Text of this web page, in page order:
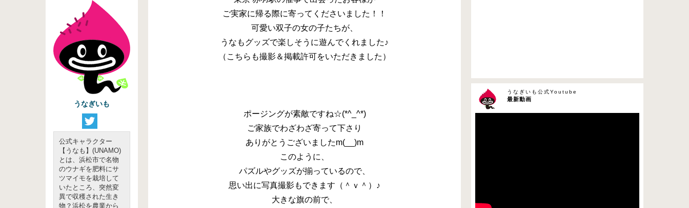
うなぎいも
公式キャラクター
【うなも】(UNAMO)
とは、浜松市で名物
のウナギを肥料にサ
ツマイモを栽培して
いたところ、突然変
異で収穫された生き
物？浜松を農業から
ご実家に帰る際に寄ってくださいました！！
可愛い双子の女の子たちが、
うなもグッズで楽しそうに遊んでくれました♪
（こちらも撮影＆掲載許可をいただきました）
ポージングが素敵ですね☆(*^_^*)
ご家族でわざわざ寄って下さり
ありがとうございましたm(__)m
このように、
パズルやグッズが揃っているので、
思い出に写真撮影もできます（＾ｖ＾）♪
大きな旗の前で、
最新動画
うなぎいも公式Youtube